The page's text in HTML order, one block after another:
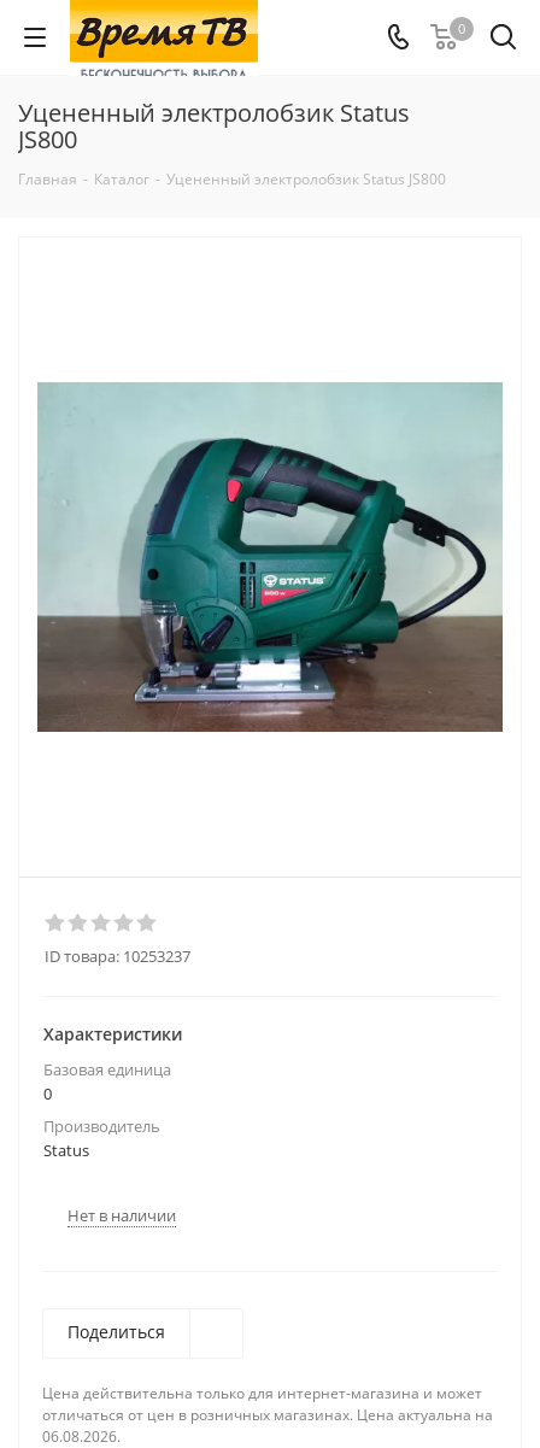
0
Уцененный электролобзик Status
JS800
Главная - Каталог - Уцененный электролобзик Status JS800
ID товара: 10253237
Характеристики
Базовая единица
0
Производитель
Status
Нет в наличии
Поделиться
Цена действительна только для интернет-магазина и может
отличаться от цен в розничных магазинах. Цена актуальна на
06.08.2026.